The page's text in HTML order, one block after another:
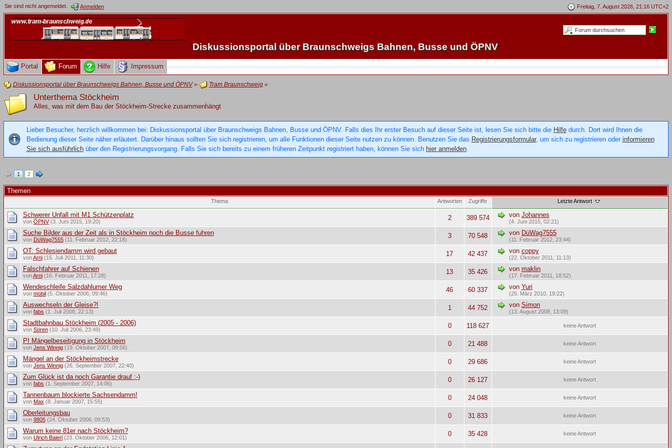
Freitag, 7. August 2026, 21:16 UTC+2
Sie sind nicht angemeldet. Anmelden
Diskussionsportal über Braunschweigs Bahnen, Busse und ÖPNV
Portal Forum Hilfe Impressum
Diskussionsportal über Braunschweigs Bahnen, Busse und ÖPNV» Tram Braunschweig»
Unterthema Stöckheim
Alles, was mit dem Bau der Stöckheim-Strecke zusammenhängt
Lieber Besucher, herzlich willkommen bei: Diskussionsportal über Braunschweigs Bahnen, Busse und ÖPNV. Falls dies Ihr erster Besuch auf dieser Seite ist, lesen Sie sich bitte die Hilfedurch. Dort wird Ihnen die
Bedienung dieser Seite näher erläutert. Darüber hinaus sollten Sie sich registrieren, um alle Funktionen dieser Seite nutzen zu können. Benutzen Sie das Registrierungsformular, um sich zu registrieren oder informieren
Sie sich ausführlichüber den Registrierungsvorgang. Falls Sie sich bereits zu einem früheren Zeitpunkt registriert haben, können Sie sich hier anmelden.
1 2
Themen
Thema Antworten Zugriffe Letzte Antwort
Schwerer Unfall mit M1 Schützenplatz
von ÖPNV(3. Juni 2015, 19:20) 2 389 574 von Johannes
(4. Juni 2015, 02:21)
Suche Bilder aus der Zeit als in Stöckheim noch die Busse fuhren
von DüWag7555(11. Februar 2012, 22:18) 3 70 548 von DüWag7555
(11. Februar 2012, 23:44)
OT: Schlesiendamm wird gebaut
vonArni(15. Juli 2011, 11:30) 17 42 437 von coppy
(22. Oktober 2011, 11:13)
Falschfahrer auf Schienen
vonArni(16. Februar 2011, 17:28) 13 35 426 von maklin
(17. Februar 2011, 18:52)
Wendeschleife Salzdahlumer Weg
von mobil (5. Oktober 2006, 09:46) 46 60 337 von Yuri
(25. März 2010, 19:22)
Auswechseln der Gleise?!
von fabs (1. Juli 2008, 22:13) 1 44 752 von Simon
(13. August 2008, 13:09)
Stadtbahnbau Stöckheim (2005 - 2006)
von Sören(10. Juli 2006, 23:49) 0 118 627 keine Antwort
PI Mängelbeseitigung in Stöckheim
von Jens Winnig(19. Oktober 2007, 09:56) 0 21 488 keine Antwort
Mängel an der Stöckheimstrecke
von Jens Winnig(26. September 2007, 22:40) 0 29 686 keine Antwort
Zum Glück ist da noch Garantie drauf ;-)
von fabs (1. September 2007, 14:06) 0 26 127 keine Antwort
Tannenbaum blockierte Sachsendamm!
von Max(8. Januar 2007, 15:55) 0 24 048 keine Antwort
Oberleitungsbau
von 9805(24. Oktober 2006, 09:53) 0 31 833 keine Antwort
Warum keine 81er nach Stöckheim?
von Ulrich Baierl (23. Oktober 2006, 12:01) 0 35 428 keine Antwort